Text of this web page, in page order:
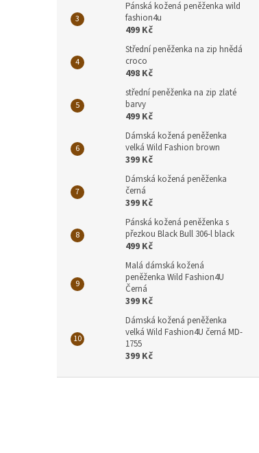
Pánská kožená peněženka wild
fashion4u
499 Kč
Střední peněženka na zip hnědá
croco
498 Kč
střední peněženka na zip zlaté
barvy
499 Kč
Dámská kožená peněženka
velká Wild Fashion brown
399 Kč
Dámská kožená peněženka
černá
399 Kč
Pánská kožená peněženka s
přezkou Black Bull 306-l black
499 Kč
Malá dámská kožená
peněženka Wild Fashion4U
Černá
399 Kč
Dámská kožená peněženka
velká Wild Fashion4U černá MD-
1755
399 Kč